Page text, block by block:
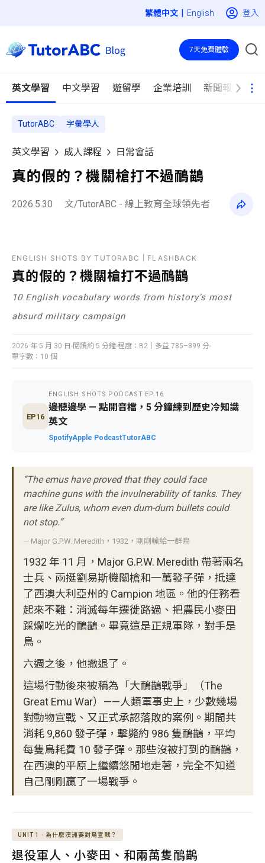
| English 登入
英文學習 中文學習 遊留學 企業培訓 新聞報導
7天免費體驗
TutorABC 字彙學人
英文學習 成人課程 日常會話
真的假的？機關槍打不過鴯鶓
2026.5.30 文/TutorABC - 線上教育全球領先者
ENGLISH SHOTS BY TUTORABC｜FLASHBACK
真的假的？機關槍打不過鴯鶓
10 English vocabulary words from history’s most
absurd military campaign
2026 年 5 月 30 日 閱讀約 5 分鐘 程度：B2｜多益 785–899 分
單字數：10 個
EP16
ENGLISH SHOTS PODCAST EP.16
邊聽邊學 — 點開音檔，5 分鐘練到歷史冷知識
英文
SpotifyApple PodcastTutorABC
“The emus have proved that they could face
machine guns with the invulnerability of tanks. They
are like Zulus, whom even dum-dum bullets could
not stop.”
— Major G.P.W. Meredith，1932，剛剛輸給一群鳥
1932 年 11 月，Major G.P.W. Meredith 帶著兩名
士兵、兩挺劉易斯機關槍和一萬發子彈，抵達
了西澳大利亞州的 Campion 地區。他的任務看
起來不難：消滅每年遷徙路過、把農民小麥田
踩爛吃光的鴯鶓。畢竟這是正規軍隊，對手是
鳥。
六週之後，他撤退了。
這場行動後來被稱為「大鴯鶓戰爭」（The
Great Emu War）——人類軍事史上，少數幾場
對動物宣戰、又正式承認落敗的案例。期間共
消耗 9,860 發子彈，擊斃約 986 隻鴯鶓，平均
每隻鳥耗費 10 發子彈。那些沒被打到的鴯鶓，
在西澳的平原上繼續悠閒地走著，完全不知道
自己剛剛贏了一場戰爭。
UNIT 1 · 為什麼澳洲要對鳥宣戰？
退役軍人、小麥田、和兩萬隻鴯鶓